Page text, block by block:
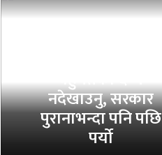
बहुमतको दम्भ
नदेखाउनु, सरकार
पुरानाभन्दा पनि पछि
पर्यो